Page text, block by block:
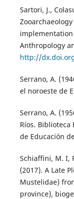
Sartori, J.,
Anthropology
http://
Serrano, A.
el noroeste de
Serrano, A.
Ríos.
de Educación
Schiaffini, M. I,
(2017). A Late
Mustelidae)
province),